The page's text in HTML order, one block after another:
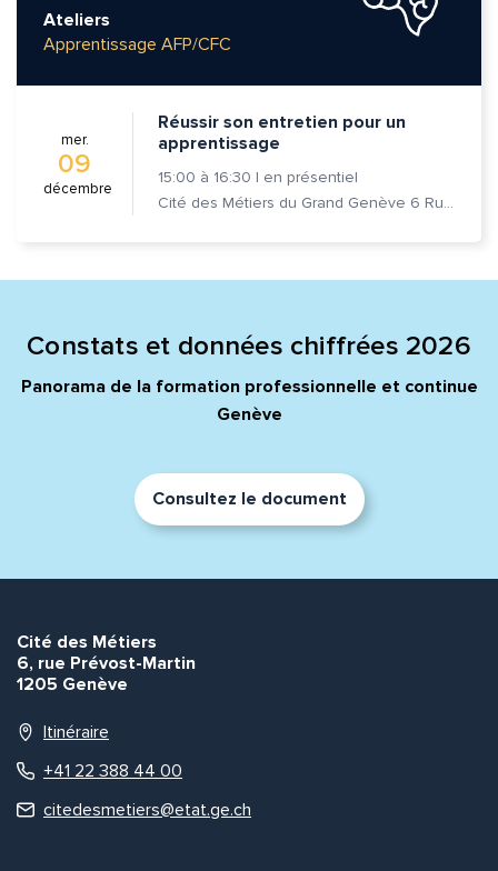
Ateliers
Apprentissage AFP/CFC
mer.
09
décembre
Réussir son entretien pour un
apprentissage
15:00 à 16:30 | en présentiel
Cité des Métiers du Grand Genève 6 Rue Prévost-Martin 1205 Genève
Constats et données chiffrées 2026
Panorama de la formation professionnelle et continue
Genève
Consultez le document
Cité des Métiers
6, rue Prévost-Martin
1205 Genève
Itinéraire
+41 22 388 44 00
citedesmetiers@etat.ge.ch